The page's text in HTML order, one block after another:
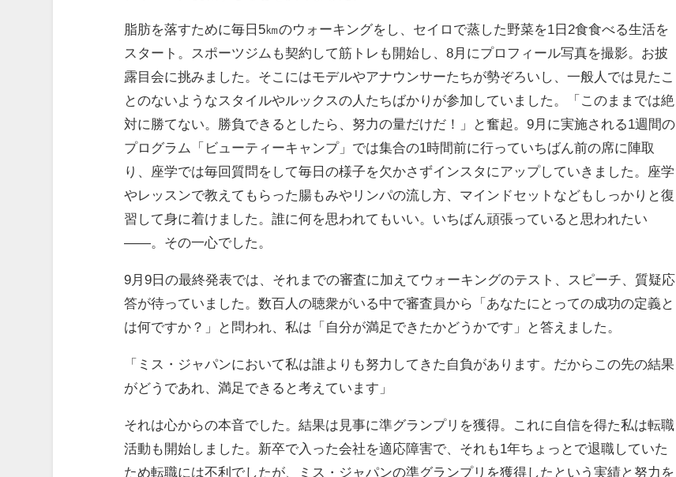
脂肪を落すために毎日5㎞のウォーキングをし、セイロで蒸した野菜を1日2食食べる生活を
スタート。スポーツジムも契約して筋トレも開始し、8月にプロフィール写真を撮影。お披
露目会に挑みました。そこにはモデルやアナウンサーたちが勢ぞろいし、一般人では見たこ
とのないようなスタイルやルックスの人たちばかりが参加していました。「このままでは絶
対に勝てない。勝負できるとしたら、努力の量だけだ！」と奮起。9月に実施される1週間の
プログラム「ビューティーキャンプ」では集合の1時間前に行っていちばん前の席に陣取
り、座学では毎回質問をして毎日の様子を欠かさずインスタにアップしていきました。座学
やレッスンで教えてもらった腸もみやリンパの流し方、マインドセットなどもしっかりと復
習して身に着けました。誰に何を思われてもいい。いちばん頑張っていると思われたい
――。その一心でした。
9月9日の最終発表では、それまでの審査に加えてウォーキングのテスト、スピーチ、質疑応
答が待っていました。数百人の聴衆がいる中で審査員から「あなたにとっての成功の定義と
は何ですか？」と問われ、私は「自分が満足できたかどうかです」と答えました。
「ミス・ジャパンにおいて私は誰よりも努力してきた自負があります。だからこの先の結果
がどうであれ、満足できると考えています」
それは心からの本音でした。結果は見事に準グランプリを獲得。これに自信を得た私は転職
活動も開始しました。新卒で入った会社を適応障害で、それも1年ちょっとで退職していた
ため転職には不利でしたが、ミス・ジャパンの準グランプリを獲得したという実績と努力を